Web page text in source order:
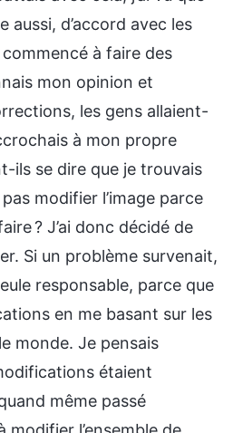
aussi, d’accord avec les
à faire des
mon opinion et
les gens allaient-
à mon propre
ils se dire que je trouvais
modifier l’image parce
? J’ai donc décidé de
Si un problème survenait,
responsable, parce que
en me basant sur les
monde. Je pensais
étaient
même passé